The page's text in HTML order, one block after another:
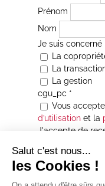
Prénom
Nom
Je suis concerné
La
La
La gestion
cgu_pc *
Vous
d’utilisationet la
J'accepte de
Je souhaite
actualités
Maison Atrium
pourrez utiliser